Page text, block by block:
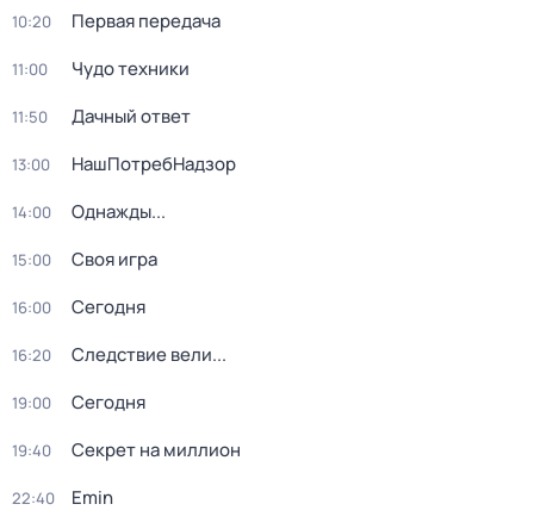
10:20 Первая передача
11:00 Чудо техники
11:50 Дачный ответ
13:00 НашПотребНадзор
14:00 Однажды...
15:00 Своя игра
16:00 Сегодня
16:20 Следствие вели...
19:00 Сегодня
19:40 Секрет на миллион
22:40 Emin